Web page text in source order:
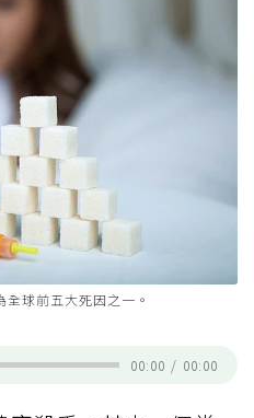
球前五大死因之一。
00:00 / 00:00